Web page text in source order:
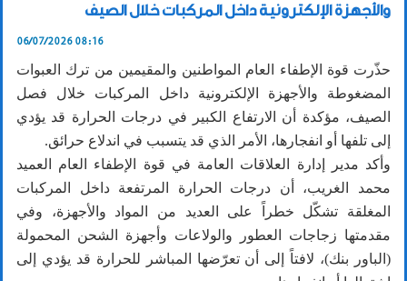
والأجهزة الإلكترونية داخل المركبات خلال الصيف
06/07/2026 08:16
حذّرت قوة الإطفاء العام المواطنين والمقيمين من ترك العبوات
المضغوطة والأجهزة الإلكترونية داخل المركبات خلال فصل
الصيف، مؤكدة أن الارتفاع الكبير في درجات الحرارة قد يؤدي
إلى تلفها أو انفجارها، الأمر الذي قد يتسبب في اندلاع حرائق.
وأكد مدير إدارة العلاقات العامة في قوة الإطفاء العام العميد
محمد الغريب، أن درجات الحرارة المرتفعة داخل المركبات
المغلقة تشكّل خطراً على العديد من المواد والأجهزة، وفي
مقدمتها زجاجات العطور والولاعات وأجهزة الشحن المحمولة
(الباور بنك)، لافتاً إلى أن تعرّضها المباشر للحرارة قد يؤدي إلى